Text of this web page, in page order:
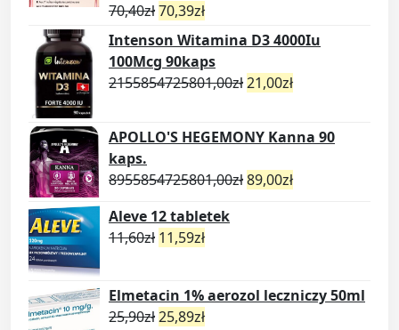
70,40zł70,39zł
Intenson Witamina D3 4000Iu
100Mcg 90kaps
2155854725801,00zł21,00zł
APOLLO'S HEGEMONY Kanna 90
kaps.
8955854725801,00zł89,00zł
Aleve 12 tabletek
11,60zł 11,59zł
Elmetacin 1% aerozol leczniczy 50ml
25,90zł25,89zł